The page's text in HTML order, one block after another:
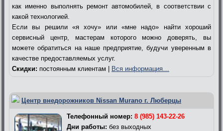
как именно выполнять ремонт автомобилей, в соответствии с
какой технологией.
Если вы решили «я хочу» или «мне надо» найти хороший
сервисный центр, мастерам которого можно доверять, вы
можете обратиться на наше предприятие, будучи уверенным в
качестве предоставляемых услуг.
Скидки: постоянным клиентам | Вся информация…
Центр внедорожников Nissan Murano г. Люберцы
Телефонный номер: 8 (985) 143-22-26
Дни работы: без выходных